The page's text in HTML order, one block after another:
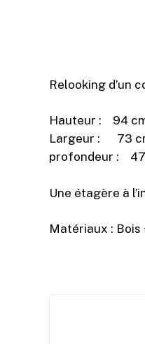
Relooking d’un
Hauteur : 94
Largeur : 73
profondeur :
Une étagère à
Matériaux : Bois